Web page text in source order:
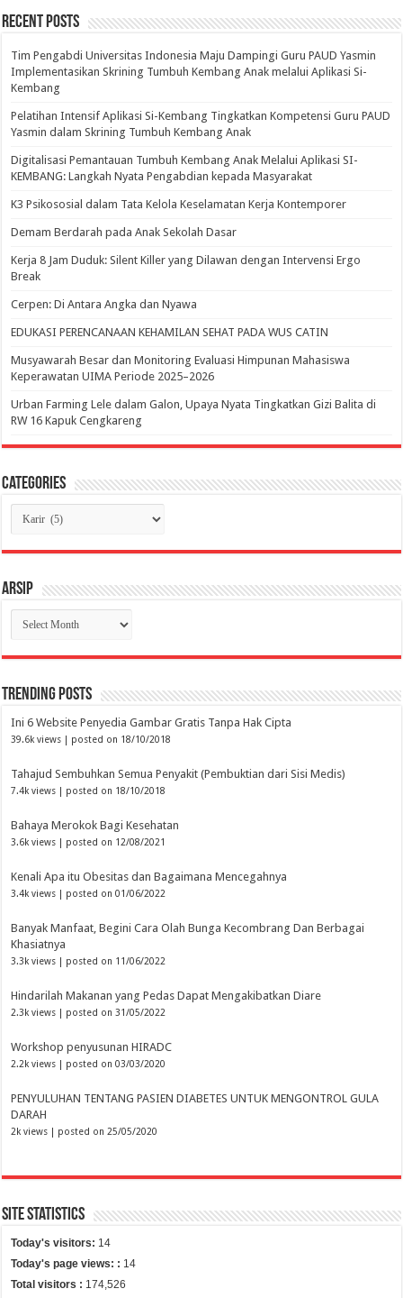
Recent Posts
Tim Pengabdi Universitas Indonesia Maju Dampingi Guru PAUD Yasmin
Implementasikan Skrining Tumbuh Kembang Anak melalui Aplikasi Si-
Kembang
Pelatihan Intensif Aplikasi Si-Kembang Tingkatkan Kompetensi Guru PAUD
Yasmin dalam Skrining Tumbuh Kembang Anak
Digitalisasi Pemantauan Tumbuh Kembang Anak Melalui Aplikasi SI-
KEMBANG: Langkah Nyata Pengabdian kepada Masyarakat
K3 Psikososial dalam Tata Kelola Keselamatan Kerja Kontemporer
Demam Berdarah pada Anak Sekolah Dasar
Kerja 8 Jam Duduk: Silent Killer yang Dilawan dengan Intervensi Ergo
Break
Cerpen: Di Antara Angka dan Nyawa
EDUKASI PERENCANAAN KEHAMILAN SEHAT PADA WUS CATIN
Musyawarah Besar dan Monitoring Evaluasi Himpunan Mahasiswa
Keperawatan UIMA Periode 2025–2026
Urban Farming Lele dalam Galon, Upaya Nyata Tingkatkan Gizi Balita di
RW 16 Kapuk Cengkareng
Categories
Categories
Arsip
Arsip
Trending Posts
Ini 6 Website Penyedia Gambar Gratis Tanpa Hak Cipta
39.6k views | posted on 18/10/2018
Tahajud Sembuhkan Semua Penyakit (Pembuktian dari Sisi Medis)
7.4k views | posted on 18/10/2018
Bahaya Merokok Bagi Kesehatan
3.6k views | posted on 12/08/2021
Kenali Apa itu Obesitas dan Bagaimana Mencegahnya
3.4k views | posted on 01/06/2022
Banyak Manfaat, Begini Cara Olah Bunga Kecombrang Dan Berbagai
Khasiatnya
3.3k views | posted on 11/06/2022
Hindarilah Makanan yang Pedas Dapat Mengakibatkan Diare
2.3k views | posted on 31/05/2022
Workshop penyusunan HIRADC
2.2k views | posted on 03/03/2020
PENYULUHAN TENTANG PASIEN DIABETES UNTUK MENGONTROL GULA
DARAH
2k views | posted on 25/05/2020
Site Statistics
Today's visitors: 14
Today's page views: : 14
Total visitors : 174,526